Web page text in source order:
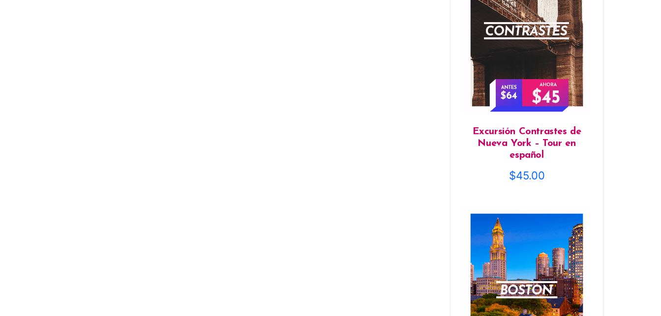
Excursión Contrastes de
Nueva York – Tour en
español
$45.00